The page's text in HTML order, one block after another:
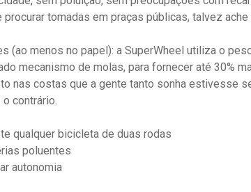
procurar tomadas em praças públicas, talvez
(ao menos no papel): a SuperWheel utiliza o
mecanismo de molas, para fornecer até 30%
nas costas que a gente tanto sonha estivesse
contrário.
qualquer bicicleta de duas rodas
poluentes
autonomia